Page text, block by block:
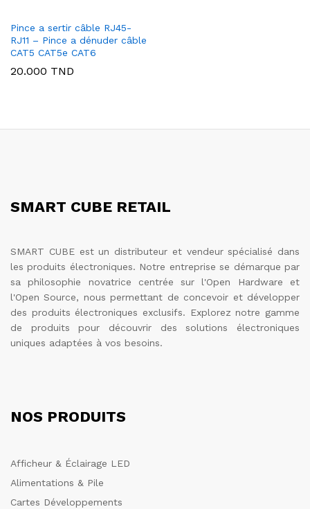
Pince a sertir câble RJ45-
RJ11 – Pince a dénuder câble
CAT5 CAT5e CAT6
20.000 TND
SMART CUBE RETAIL
SMART CUBE est un distributeur et vendeur spécialisé dans
les produits électroniques. Notre entreprise se démarque par
sa philosophie novatrice centrée sur l'Open Hardware et
l'Open Source, nous permettant de concevoir et développer
des produits électroniques exclusifs. Explorez notre gamme
de produits pour découvrir des solutions électroniques
uniques adaptées à vos besoins.
NOS PRODUITS
Afficheur & Éclairage LED
Alimentations & Pile
Cartes Développements